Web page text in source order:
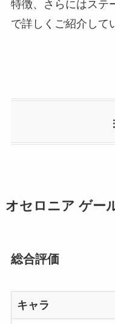
特徴、さらにはステ
で詳しくご紹介して
オセロニア ゲー
総合評価
キャラ